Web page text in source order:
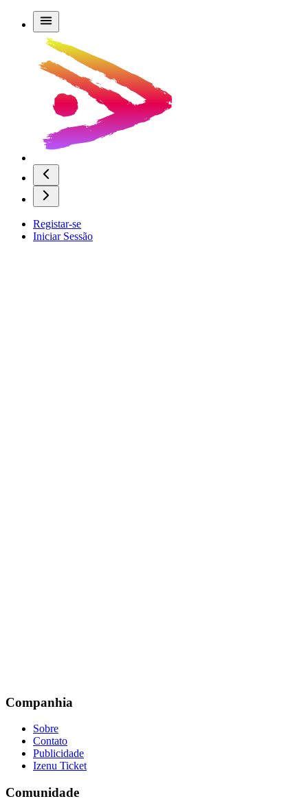
Registar-se
Iniciar Sessão
Companhia
Sobre
Contato
Publicidade
Izenu Ticket
Comunidade